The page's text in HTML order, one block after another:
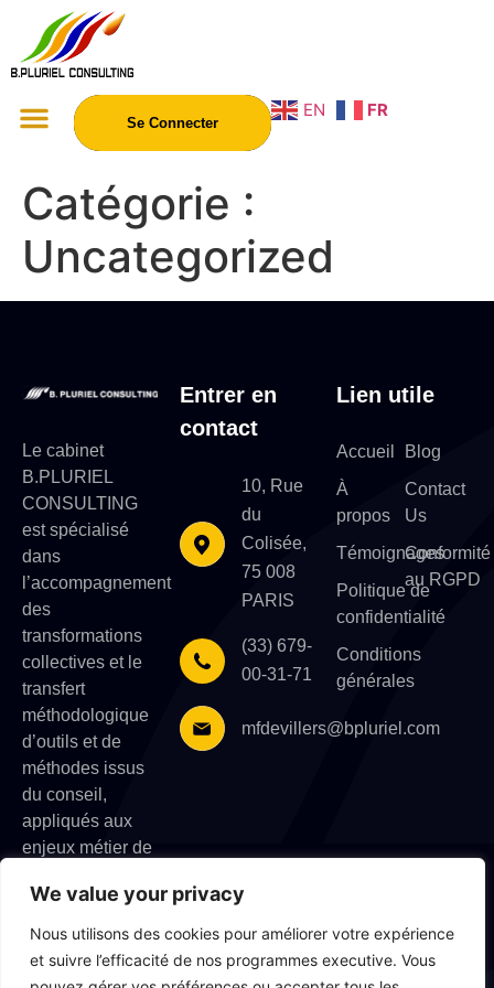
We value your privacy
Nous utilisons des cookies pour améliorer votre expérience
et suivre l’efficacité de nos programmes executive. Vous
Se Connecter
EN FR
Catégorie :
Uncategorized
Le cabinet
B.PLURIEL
CONSULTING
est spécialisé
dans
l’accompagnement
des
transformations
collectives et le
transfert
méthodologique
d’outils et de
méthodes issus
du conseil,
appliqués aux
enjeux métier de
Entrer en
contact
10, Rue
du
Colisée,
75 008
PARIS
(33) 679-
00-31-71
mfdevillers@bpluriel.com
Lien utile
Accueil
À
propos
Témoignages
Politique de
confidentialité
Conditions
générales
Blog
Contact
Us
Conformité
au RGPD